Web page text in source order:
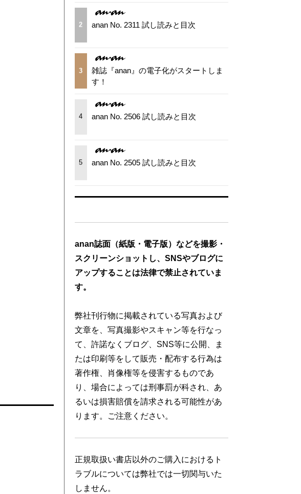
2 anan No. 2311 試し読みと目次
3
雑誌『anan』の電子化がスタートしま
す！
4 anan No. 2506 試し読みと目次
5 anan No. 2505 試し読みと目次
anan誌面（紙版・電子版）などを撮影・
スクリーンショットし、SNSやブログに
アップすることは法律で禁止されていま
す。
弊社刊行物に掲載されている写真および
文章を、写真撮影やスキャン等を行なっ
て、許諾なくブログ、SNS等に公開、ま
たは印刷等をして販売・配布する行為は
著作権、肖像権等を侵害するものであ
り、場合によっては刑事罰が科され、あ
るいは損害賠償を請求される可能性があ
ります。ご注意ください。
正規取扱い書店以外のご購入におけるト
ラブルについては弊社では一切関与いた
しません。